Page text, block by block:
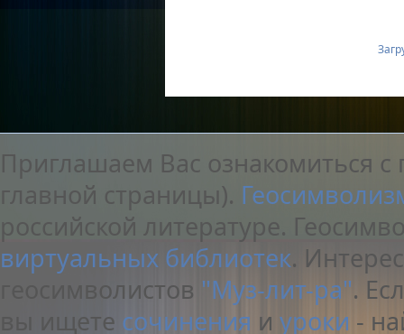
Приглашаем Вас ознакомиться
главной страницы).
российской литературе.
виртуальных библиотек.
геосимволистов "Муз-лит-ра".
вы ищете сочинения и уроки -